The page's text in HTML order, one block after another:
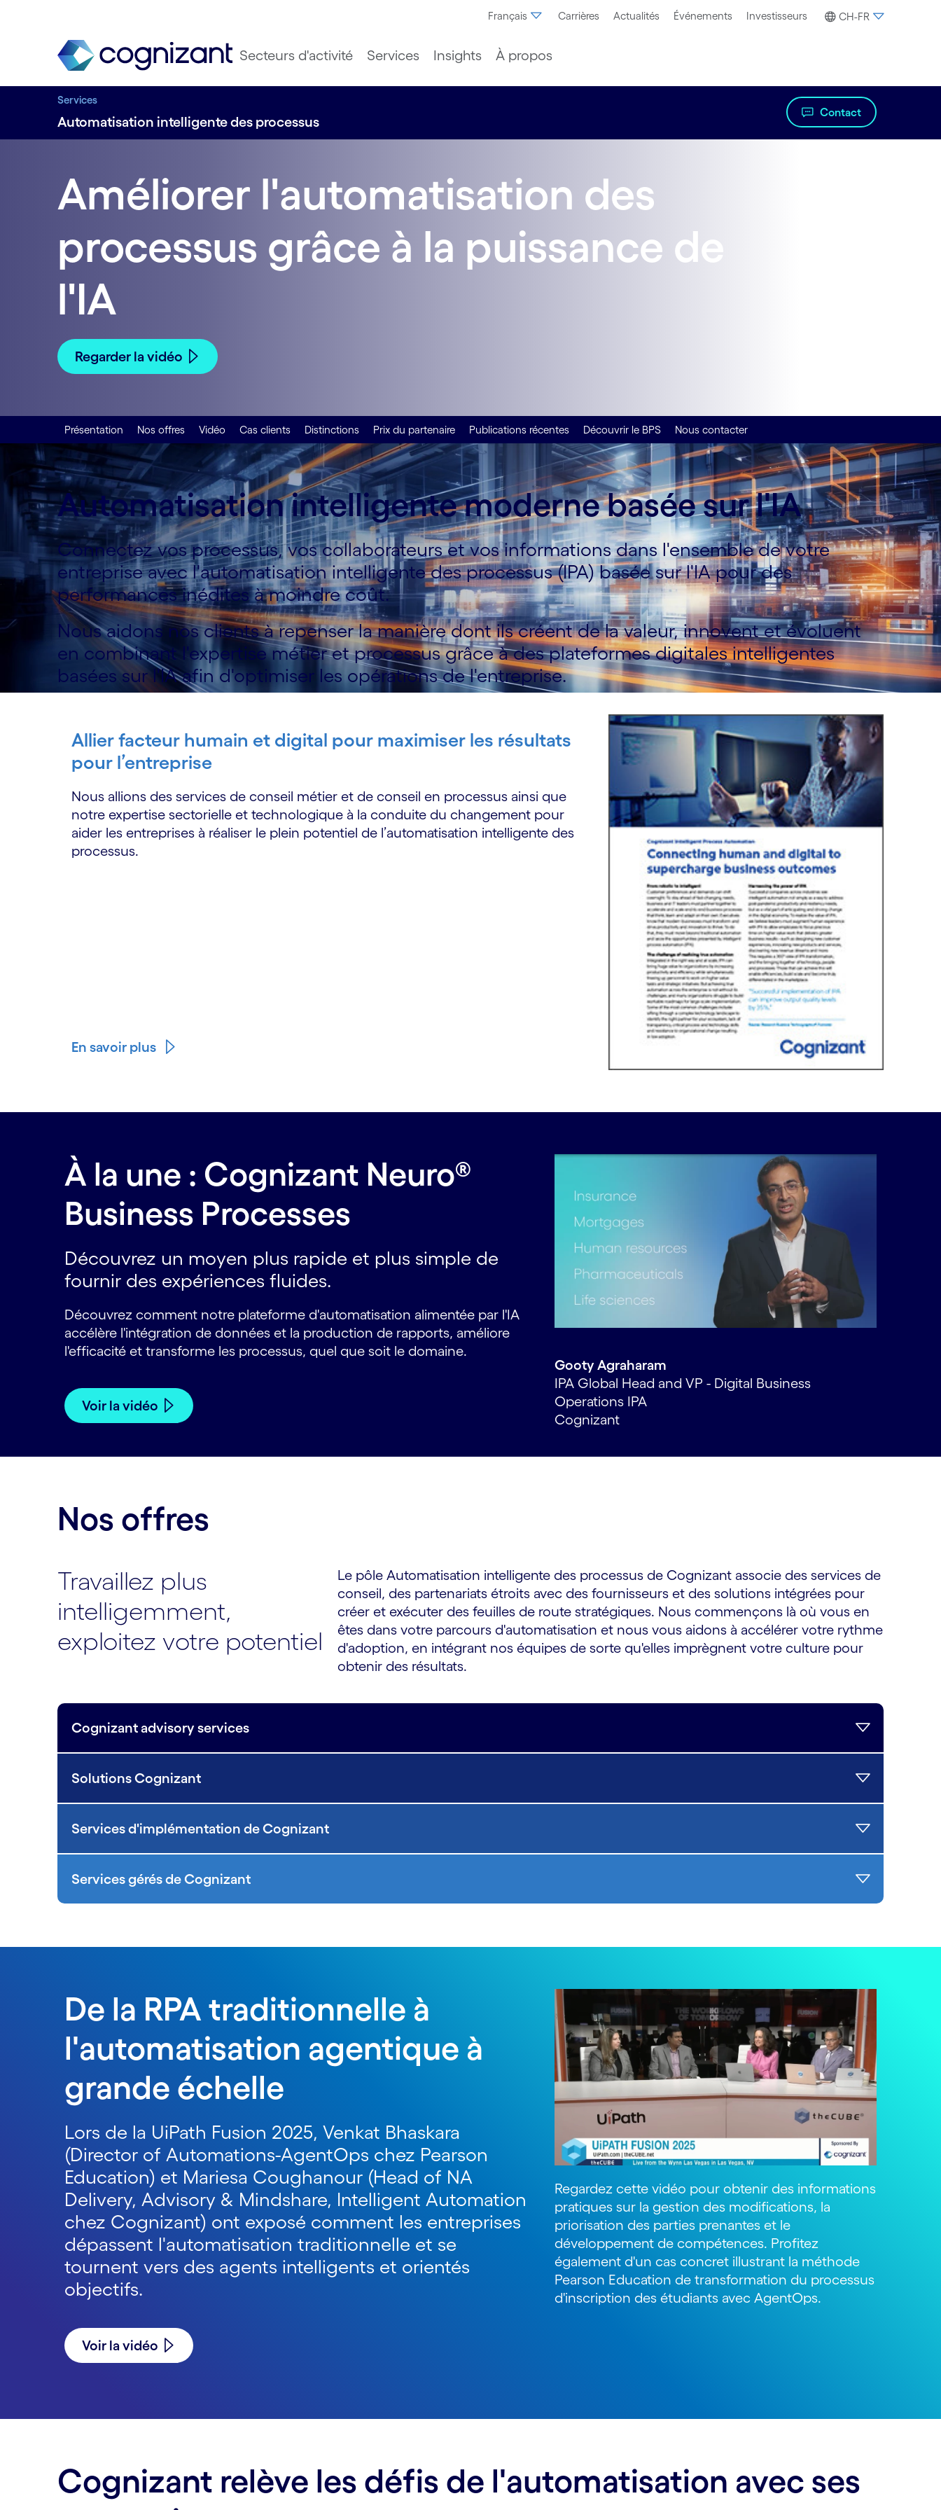
Français Carrières Actualités Événements Investisseurs CH-FR
Secteurs d'activité Services Insights À propos
Services
Automatisation intelligente des processus
Contact
Améliorer l'automatisation des
processus grâce à la puissance de
l'IA
Regarder la vidéo
Présentation Nos offres Vidéo Cas clients Distinctions Prix du partenaire Publications récentes Découvrir le BPS Nous contacter
Automatisation intelligente moderne basée sur l'IA
Connectez vos processus, vos collaborateurs et vos informations dans l'ensemble de votre
entreprise avec l'automatisation intelligente des processus (IPA) basée sur l'IA pour des
performances inédites à moindre coût.
Nous aidons nos clients à repenser la manière dont ils créent de la valeur, innovent et évoluent
en combinant l'expertise métier et processus grâce à des plateformes digitales intelligentes
basées sur l'IA afin d'optimiser les opérations de l'entreprise.
Allier facteur humain et digital pour maximiser les résultats
pour l’entreprise
Nous allions des services de conseil métier et de conseil en processus ainsi que
notre expertise sectorielle et technologique à la conduite du changement pour
aider les entreprises à réaliser le plein potentiel de l’automatisation intelligente des
processus.
En savoir plus
À la une : Cognizant Neuro®
Business Processes
Découvrez un moyen plus rapide et plus simple de
fournir des expériences fluides.
Découvrez comment notre plateforme d'automatisation alimentée par l'IA
accélère l'intégration de données et la production de rapports, améliore
l'efficacité et transforme les processus, quel que soit le domaine.
Voir la vidéo
Gooty Agraharam
IPA Global Head and VP - Digital Business
Operations IPA
Cognizant
Nos offres
Travaillez plus
intelligemment,
exploitez votre potentiel
Le pôle Automatisation intelligente des processus de Cognizant associe des services de
conseil, des partenariats étroits avec des fournisseurs et des solutions intégrées pour
créer et exécuter des feuilles de route stratégiques. Nous commençons là où vous en
êtes dans votre parcours d'automatisation et nous vous aidons à accélérer votre rythme
d'adoption, en intégrant nos équipes de sorte qu'elles imprègnent votre culture pour
obtenir des résultats.
Cognizant advisory services
Solutions Cognizant
Services d'implémentation de Cognizant
Services gérés de Cognizant
De la RPA traditionnelle à
l'automatisation agentique à
grande échelle
Lors de la UiPath Fusion 2025, Venkat Bhaskara
(Director of Automations-AgentOps chez Pearson
Education) et Mariesa Coughanour (Head of NA
Delivery, Advisory & Mindshare, Intelligent Automation
chez Cognizant) ont exposé comment les entreprises
dépassent l'automatisation traditionnelle et se
tournent vers des agents intelligents et orientés
objectifs.
Voir la vidéo
Regardez cette vidéo pour obtenir des informations
pratiques sur la gestion des modifications, la
priorisation des parties prenantes et le
développement de compétences. Profitez
également d'un cas concret illustrant la méthode
Pearson Education de transformation du processus
d'inscription des étudiants avec AgentOps.
Cognizant relève les défis de l'automatisation avec ses